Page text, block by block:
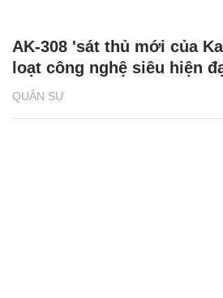
QUÂN SỰ
AK-308 'sát thủ mới của
loạt công nghệ siêu hiện